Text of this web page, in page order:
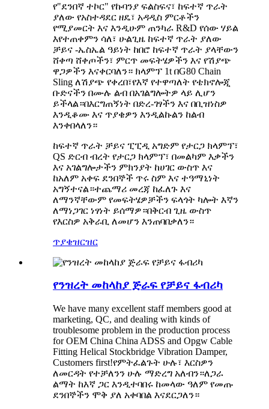
የ"ደንበኛ ተኮር" የኩባንያ ፍልስፍና፣ ከፍተኛ ጥራት
ያለው የአስተዳደር ዘዴ፣ አዳዲስ ምርቶችን
የሚያመርት እና እንዲሁም ጠንካራ R&D የሰው ሃይል
እየተጠቀምን ሳለ፣ ሁልጊዜ ከፍተኛ ጥራት ያለው
ቻይና -ኤስኤል ዓይነት ከበሮ ከፍተኛ ጥራት ያላቸውን
ሸቀጣ ሸቀጦችን፣ ምርጥ መፍትሄዎችን እና የሽያጭ
ዋጋዎችን እናቀርባለን። ክላምፕ 1t በG80 Chain
Sling ለሽያጭ የቀረበ፣የእኛ የተዋጣለት የቴክኖሎጂ
ቡድናችን በሙሉ ልብ በአገልግሎትዎ ላይ ሊሆን
ይችላል።በእርግጠኝነት በድረ-ገፃችን እና በቢዝነስዎ
እንዲቆሙ እና ጥያቄዎን እንዲልኩልን ከልብ
እንቀበላለን።
ከፍተኛ ጥራት ቻይና ፒፒዲ አግድም የታርጋ ክላምፕ፣
QS ድርብ ብረት የታርጋ ክላምፕ፣ በመልካም እቃችን
እና አገልግሎታችን ምክንያት ከሀገር ውስጥ እና
ከአለም አቀፍ ደንበኞች ጥሩ ስም እና ተዓማኒነት
አግኝተናል።ተጨማሪ መረጃ ከፈለጉ እና
ለማንኛቸውም የመፍትሄዎቻችን ፍላጎት ካሎት እኛን
ለማነጋገር ነፃነት ይሰማዎ።በቅርብ ጊዜ ውስጥ
የእርስዎ አቅራቢ ለመሆን እንጠባበቃለን።
ጥያቄዝርዝር
የንዝረት መከላከያ ጅራፍ የቻይና ፋብሪካ
We have many excellent staff members good at
marketing, QC, and dealing with kinds of
troublesome problem in the production process
for OEM China China ADSS and Opgw Cable
Fitting Helical Stockbridge Vibration Damper,
Customers first!የምትፈልጉት ሁሉ፣ እርስዎን
ለመርዳት የተቻለንን ሁሉ ማድረግ አለብን።ለጋራ
ልማት ከእኛ ጋር እንዲተባበሩ ከመላው ዓለም የመጡ
ደንበኞችን ሞቅ ያለ አቀባበል እናደርጋለን።